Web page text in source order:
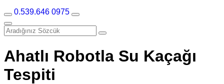
0.539.646 0975
Ahatlı Robotla Su Kaçağı
Tespiti